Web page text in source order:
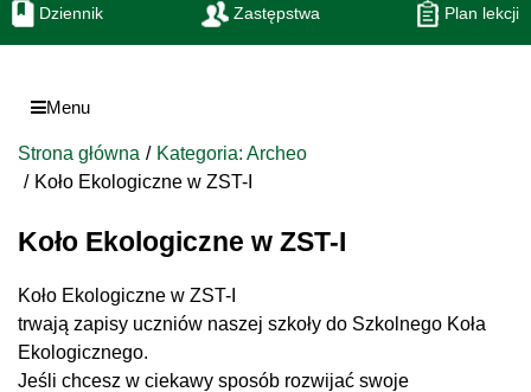
Dziennik Zastępstwa Plan lekcji
Menu
Strona główna
Kategoria: Archeo
Koło Ekologiczne w ZST-I
Koło Ekologiczne w ZST-I
Koło Ekologiczne w ZST-I
trwają zapisy uczniów naszej szkoły do Szkolnego Koła
Ekologicznego.
Jeśli chcesz w ciekawy sposób rozwijać swoje